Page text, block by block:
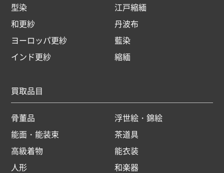
型染
江戸縮緬
和更紗
丹波布
ヨーロッパ更紗
藍染
インド更紗
縮緬
買取品目
骨董品
浮世絵・錦絵
能面・能装束
茶道具
高級着物
能衣装
人形
和楽器